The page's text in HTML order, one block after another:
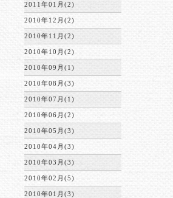
2011年01月(2)
2010年12月(2)
2010年11月(2)
2010年10月(2)
2010年09月(1)
2010年08月(3)
2010年07月(1)
2010年06月(2)
2010年05月(3)
2010年04月(3)
2010年03月(3)
2010年02月(5)
2010年01月(3)